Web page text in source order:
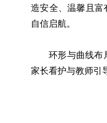
造安全、温馨且
自信启航。
环形与曲线布
家长看护与教师引